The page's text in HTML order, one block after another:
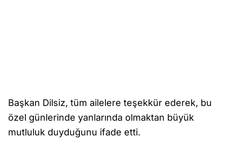
Başkan Dilsiz, tüm ailelere teşekkür ederek, bu
özel günlerinde yanlarında olmaktan büyük
mutluluk duyduğunu ifade etti.